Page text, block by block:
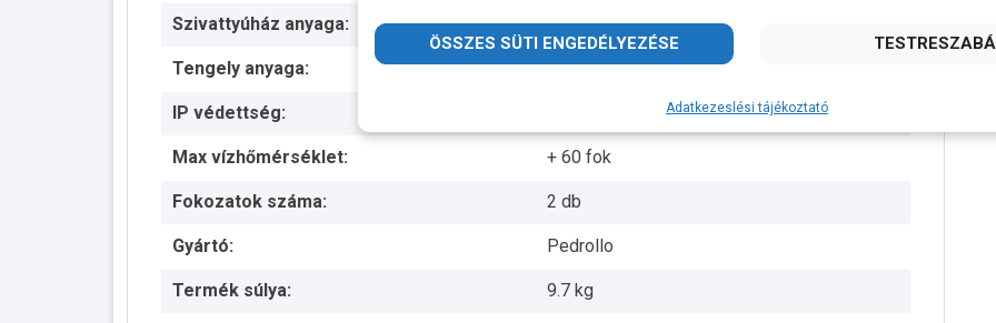
Szivattyúház anyaga: Öntvény
Tengely anyaga: AISI 431 rozsdamentes acél
IP védettség:
Max vízhőmérséklet: + 60 fok
Fokozatok száma: 2 db
Gyártó: Pedrollo
Termék súlya: 9.7 kg
Adatkezeslési tájékoztató